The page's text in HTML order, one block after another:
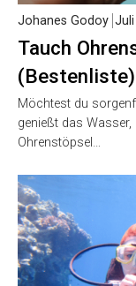
Tauch
(Bestenliste)
Johanes Godoy
Möchtest du
genießt das
Ohrenstöpsel…